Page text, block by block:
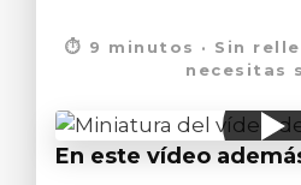
⏱ 9 minutos · Sin
necesitas
En este vídeo